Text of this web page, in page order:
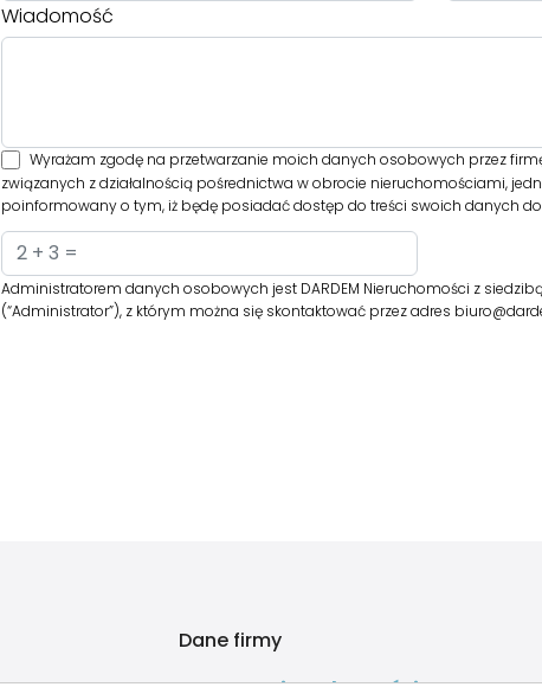
Wiadomość
Wyrażam zgodę na przetwarzanie moich danych osobowych przez
związanych z działalnością pośrednictwa w obrocie nieruchomościami,
poinformowany o tym, iż będę posiadać dostęp do treści swoich danych
Administratorem danych osobowych jest DARDEM Nieruchomości z siedzibą
(“Administrator”), z którym można się skontaktować przez adres
Dane firmy